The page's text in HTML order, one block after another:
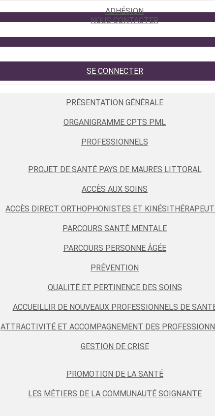
ADHÉSION
NOUS CONTACTER
SE CONNECTER
PRÉSENTATION GÉNÉRALE
ORGANIGRAMME CPTS PML
PROFESSIONNELS
PROJET DE SANTÉ PAYS DE MAURES LITTORAL
ACCÈS AUX SOINS
ACCÈS DIRECT ORTHOPHONISTES ET
PARCOURS SANTÉ MENTALE
PARCOURS PERSONNE ÂGÉE
PRÉVENTION
QUALITÉ ET PERTINENCE DES SOINS
ACCUEILLIR DE NOUVEAUX PROFESSIONNELS DE
ATTRACTIVITÉ ET ACCOMPAGNEMENT DES
GESTION DE CRISE
PROMOTION DE LA SANTÉ
LES MÉTIERS DE LA COMMUNAUTÉ SOIGNANTE